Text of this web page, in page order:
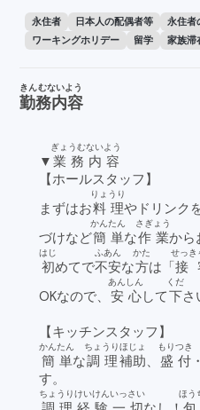
永住者 日本人の配偶者等 永住者
ワーキングホリデー
留学 家族滞
勤務内容
きんむないよう
▼ 業務内容
ぎょうむないよう
【ホールスタッフ】
まずはお料理
りょうり
やドリンク
づけなど簡単
かんたん
な作業
さぎょう
から
初
はじ
めてで不安
ふあん
な方
かた
は「接
せっき
OKなので、 安心
あんしん
して下
くだ
さ
【キッチンスタッフ】
簡単
かんたん
な調理
ちょうり
補助
ほじょ
、 盛
もり
付
つき
・
す。
ちょうりけいけんいっさい ほう